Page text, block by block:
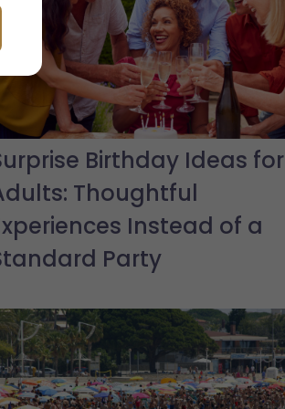
Birthday Ideas for
Thoughtful
Instead of a
Party